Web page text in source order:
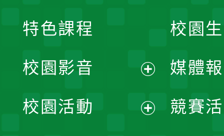
校園
媒體
競賽
特色課程
校園影音
開
校園活動